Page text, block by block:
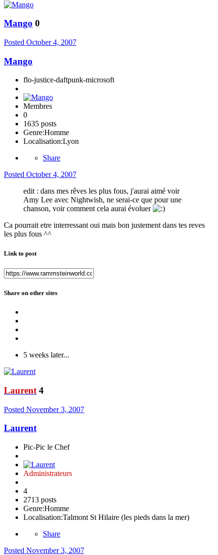
Mango 0
Posted October 4, 2007
Mango
flo-justice-daftpunk-microsoft
Membres
0
1635 posts
Genre:Homme
Localisation:Lyon
Share
Posted October 4, 2007
edit : dans mes rêves les plus fous, j'aurai aimé voir
Amy Lee avec Nightwish, ne serai-ce que pour une
chanson, voir comment cela aurai évoluer
Ca pourrait etre interressant oui mais bon justement dans tes reves
les plus fous ^^
Link to post
Share on other sites
5 weeks later...
Laurent 4
Posted November 3, 2007
Laurent
Pic-Pic le Chef
Administrateurs
4
2713 posts
Genre:Homme
Localisation:Talmont St Hilaire (les pieds dans la mer)
Share
Posted November 3, 2007